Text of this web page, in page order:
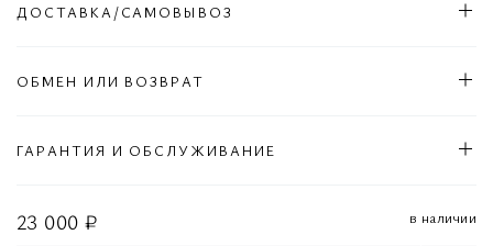
23 000 ₽ в наличии
ДОСТАВКА/САМОВЫВОЗ
ОБМЕН ИЛИ ВОЗВРАТ
ГАРАНТИЯ И ОБСЛУЖИВАНИЕ